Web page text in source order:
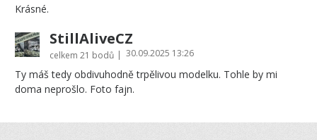
Krásné.
StillAliveCZ
celkem 21 bodů | 30.09.2025 13:26
Ty máš tedy obdivuhodně trpělivou modelku. Tohle by mi
doma neprošlo. Foto fajn.